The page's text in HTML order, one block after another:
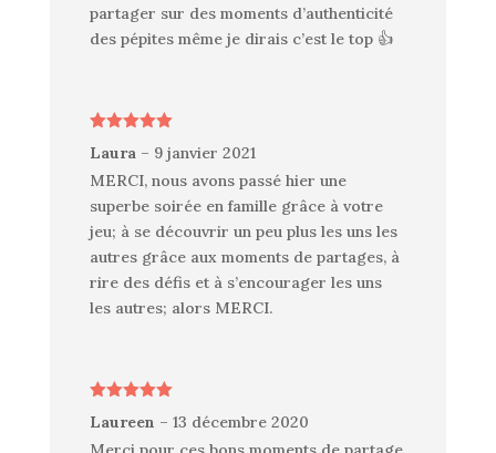
partager sur des moments d’authenticité
des pépites même je dirais c’est le top 👍
5
Laura – 9 janvier 2021
MERCI, nous avons passé hier une
superbe soirée en famille grâce à votre
jeu; à se découvrir un peu plus les uns les
autres grâce aux moments de partages, à
rire des défis et à s’encourager les uns
les autres; alors MERCI.
5
Laureen – 13 décembre 2020